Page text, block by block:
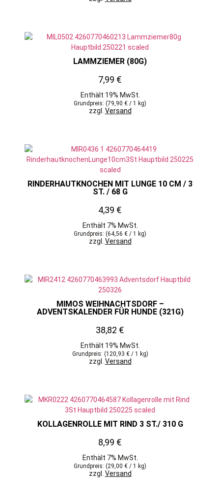
LAMMZIEMER (80G)
7,99 €
Enthält 19% MwSt.
Grundpreis: (79,90 € / 1 kg)
zzgl. Versand
RINDERHAUTKNOCHEN MIT LUNGE 10 CM / 3
ST. / 68 G
4,39 €
Enthält 7% MwSt.
Grundpreis: (64,56 € / 1 kg)
zzgl. Versand
MIMOS WEIHNACHTSDORF –
ADVENTSKALENDER FÜR HUNDE (321G)
38,82 €
Enthält 19% MwSt.
Grundpreis: (120,93 €/ 1 kg)
zzgl. Versand
KOLLAGENROLLE MIT RIND 3 ST./ 310 G
8,99 €
Enthält 7% MwSt.
Grundpreis: (29,00 € / 1 kg)
zzgl. Versand